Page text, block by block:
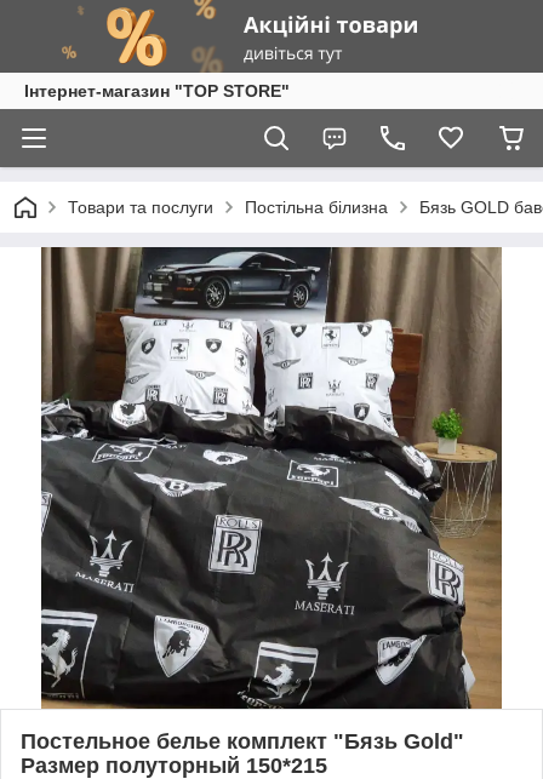
Інтернет-магазин "TOP STORE"
Товари та послуги Постільна білизна Бязь GOLD
Постельное белье комплект "Бязь Gold"
Размер полуторный 150*215